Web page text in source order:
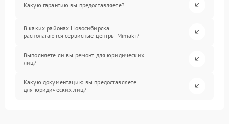
Какую гарантию вы предоставляете?
В каких районах Новосибирска
располагаются сервисные центры Mimaki?
Выполняете ли вы ремонт для юридических
лиц?
Какую документацию вы предоставляете
для юридических лиц?